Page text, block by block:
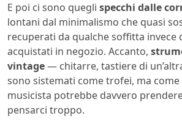
E poi ci sono quegli specchi dalle
lontani dal minimalismo che quasi
recuperati da qualche soffitta invece
acquistati in negozio. Accanto,
vintage— chitarre, tastiere di
sono sistemati come trofei, ma
musicista potrebbe davvero
pensarci troppo.